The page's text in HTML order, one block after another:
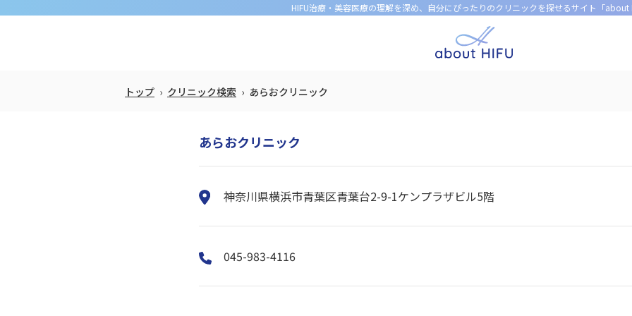
HIFU治療・美容医療の理解を深め、 自分にぴったりのクリニックを探せるサイト「about
トップ クリニック検索 あらおクリニック
あらおクリニック
神奈川県横浜市青葉区青葉台2-9-1ケンプラザビル5階
045-983-4116